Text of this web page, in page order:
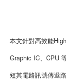
本文針對高效能
Graphic IC、CPU
短其電路訊號傳遞